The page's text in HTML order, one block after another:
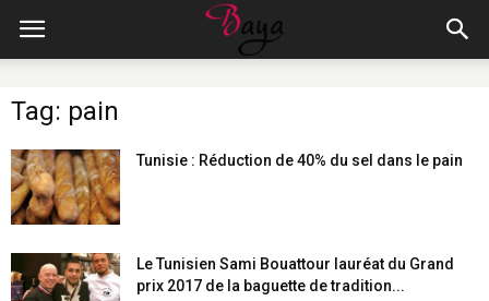
Tag: pain
Tunisie : Réduction de 40% du sel dans le pain
Le Tunisien Sami Bouattour lauréat du Grand
prix 2017 de la baguette de tradition...